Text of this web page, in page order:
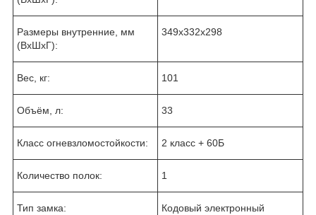
Размеры внутренние, мм
(ВхШхГ):
349x332x298
Вес, кг: 101
Объём, л: 33
Класс огневзломостойкости: 2 класс + 60Б
Количество полок: 1
Тип замка: Кодовый электронный